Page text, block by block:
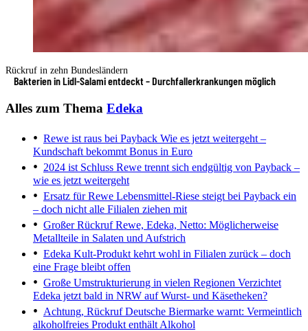
Rückruf in zehn Bundesländern
Bakterien in Lidl-Salami entdeckt – Durchfallerkrankungen möglich
Alles zum Thema Edeka
Rewe ist raus bei Payback Wie es jetzt weitergeht –
Kundschaft bekommt Bonus in Euro
2024 ist Schluss Rewe trennt sich endgültig von Payback –
wie es jetzt weitergeht
Ersatz für Rewe Lebensmittel-Riese steigt bei Payback ein
– doch nicht alle Filialen ziehen mit
Großer RückrufRewe, Edeka, Netto: Möglicherweise
Metallteile in Salaten und Aufstrich
Edeka Kult-Produkt kehrt wohl in Filialen zurück – doch
eine Frage bleibt offen
Große Umstrukturierung in vielen Regionen Verzichtet
Edeka jetzt bald in NRW auf Wurst- und Käsetheken?
Achtung, RückrufDeutsche Biermarke warnt: Vermeintlich
alkoholfreies Produkt enthält Alkohol